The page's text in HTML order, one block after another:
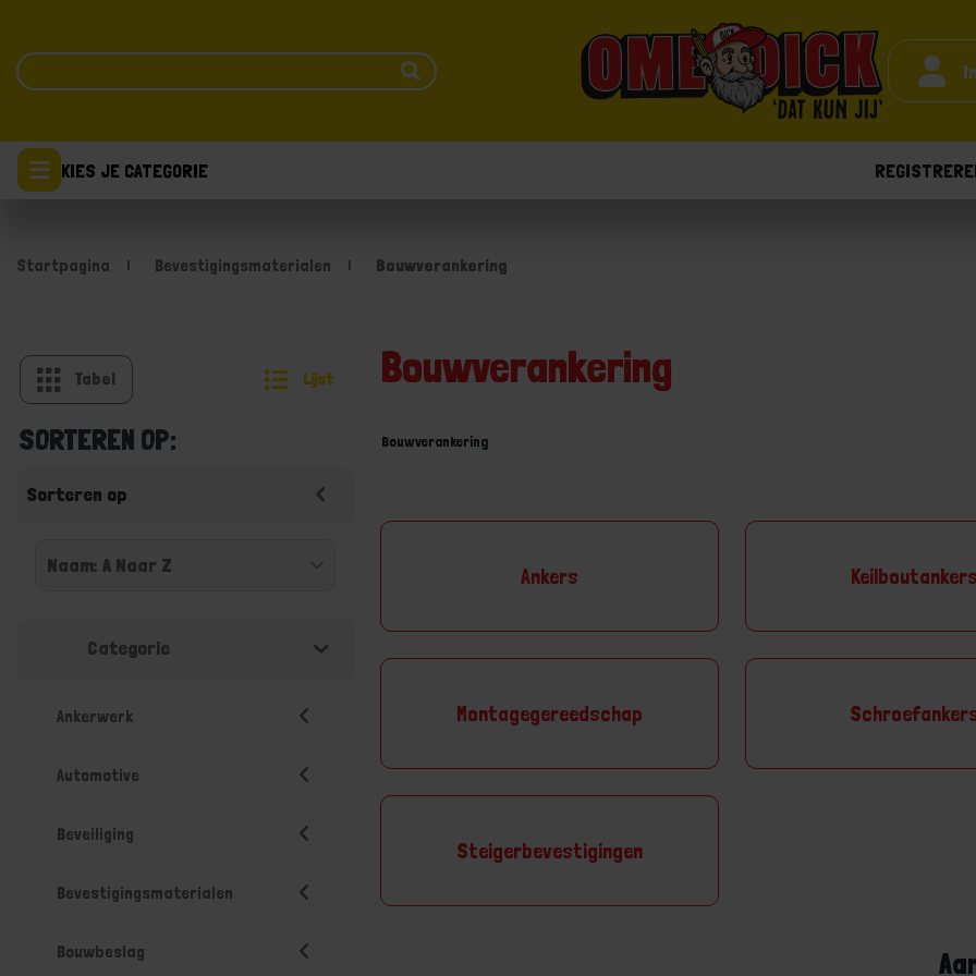
KIES JE CATEGORIE
Startpagina Bevestigingsmaterialen Bouwverankering
Tabel Lijst
SORTEREN OP:
Sorteren op
Categorie
Ankerwerk
Automotive
Beveiliging
Bevestigingsmaterialen
Bouwbeslag
Bouwverankering
Bouwverankering
Ankers
Montagegereedschap
Steigerbevestigingen